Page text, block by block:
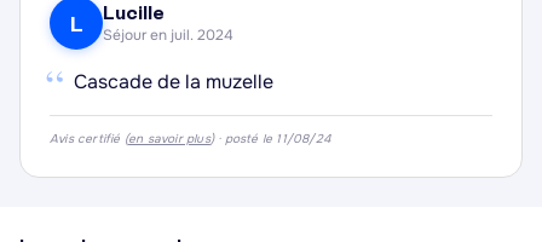
L Lucille
Séjour en juil. 2024
“ Cascade de la muzelle
Avis certifié (en savoir plus) · posté le 11/08/24